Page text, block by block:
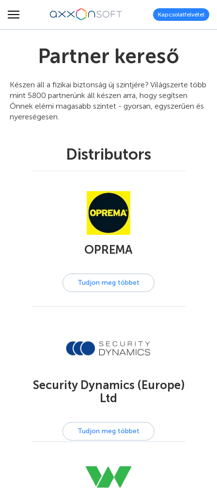
Kapcsolatfelvétel
Partner kereső
Készen áll a fizikai biztonság új szintjére? Világszerte több
mint 5800 partnerünk áll készen arra, hogy segítsen
Önnek elérni magasabb szintet - gyorsan, egyszerűen és
nyereségesen.
Distributors
OPREMA
Tudjon meg többet
Security Dynamics (Europe)
Ltd
Tudjon meg többet